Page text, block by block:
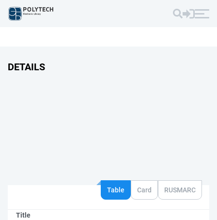
DETAILS
Table Card RUSMARC
Title